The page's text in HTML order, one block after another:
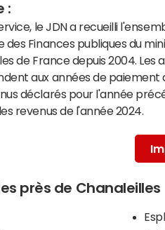
:
le JDN a recueilli
des Finances publiques du
de France depuis 2004.
aux années de paiement
déclarés pour l'année
revenus de l'année 2024.
près de Chanaleilles